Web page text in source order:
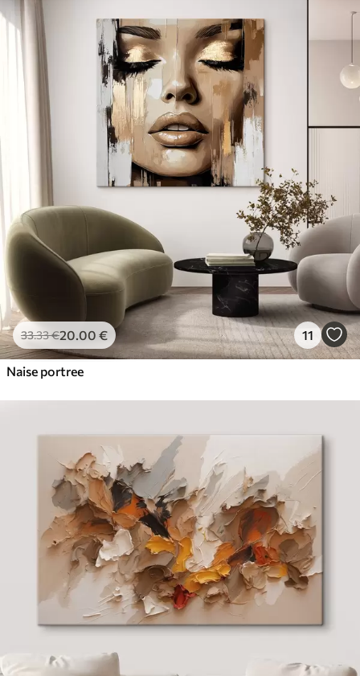
33.33€20.00 € 11
Naise portree